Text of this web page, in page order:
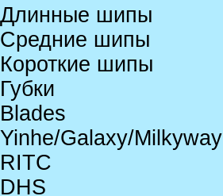
Длинные шипы
Средние шипы
Короткие шипы
Губки
Blades
Yinhe/Galaxy/Milkyway
RITC
DHS